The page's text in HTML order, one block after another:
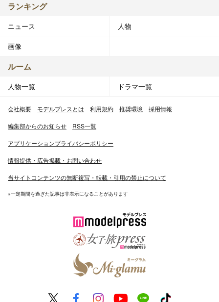
ランキング
ニュース 人物
画像
ルーム
人物一覧 ドラマ一覧
会社概要 モデルプレスとは 利用規約 推奨環境 採用情報
編集部からのお知らせ RSS一覧
アプリケーションプライバシーポリシー
情報提供・広告掲載・お問い合わせ
当サイトコンテンツの無断複写・転載・引用の禁止について
※一定期間を過ぎた記事は非表示になることがあります